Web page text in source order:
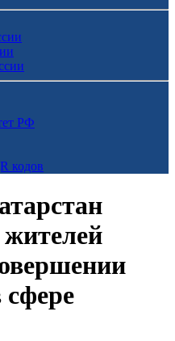
РФ
кодов
сфере